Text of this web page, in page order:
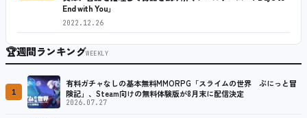
End with You」
2022.12.26
🏆週間ランキングWEEKLY
1
有料ガチャなしの基本無料MMORPG「スライムの世界 ぷにっと冒
険記」、Steam向けの無料体験版が8月末に配信決定
2026.07.27